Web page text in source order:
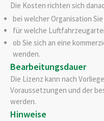
Die Kosten richten sich
bei welcher Organisation
für welche
ob Sie sich an eine
wenden.
Bearbeitungsdauer
Die Lizenz kann nach
Voraussetzungen und der
werden.
Hinweise